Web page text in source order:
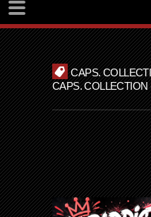
CAPS.
CAPS. COLLECTION